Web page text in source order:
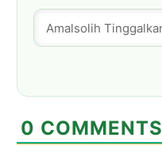
0 COMMENTS